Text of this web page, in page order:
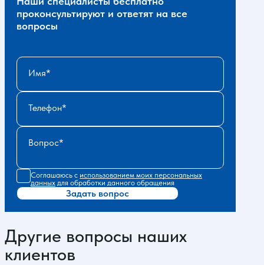
проконсультируют и ответят на все
вопросы
Имя
Телефон
Вопрос
Соглашаюсь с использованием моих персональных
данных для обработки данного обращения
Задать вопрос
Другие вопросы наших
клиентов